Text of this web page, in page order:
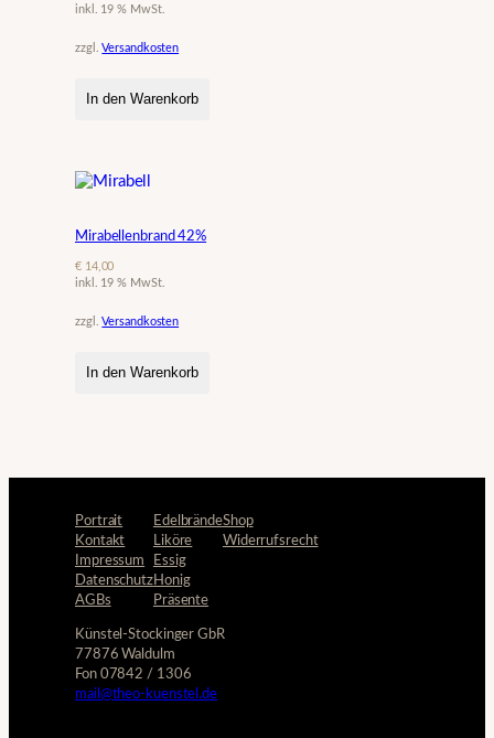
inkl. 19 % MwSt.
zzgl.Versandkosten
In den Warenkorb
Mirabellenbrand 42%
€14,00
inkl. 19 % MwSt.
zzgl.Versandkosten
In den Warenkorb
Portrait
Kontakt
Impressum
Datenschutz
AGBs
Edelbrände
Liköre
Essig
Honig
Präsente
Shop
Widerrufsrecht
Künstel-Stockinger GbR
77876 Waldulm
Fon 07842 / 1306
mail@theo-kuenstel.de